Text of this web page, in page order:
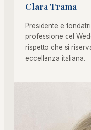
Clara Trama
Presidente e
professione del
rispetto che si
eccellenza italiana.